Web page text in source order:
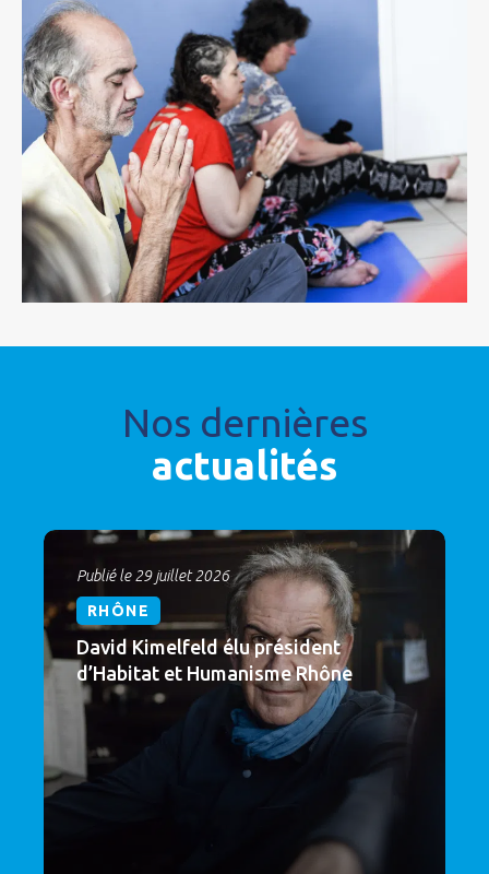
Nos dernières
actualités
Publié le 29 juillet 2026
RHÔNE
David Kimelfeld élu président
d’Habitat et Humanisme Rhône